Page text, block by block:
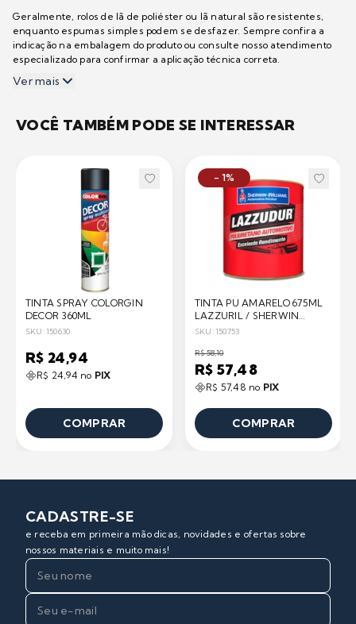
Geralmente, rolos de lã de poliéster ou lã natural são resistentes,
enquanto espumas simples podem se desfazer. Sempre confira a
indicação na embalagem do produto ou consulte nosso atendimento
especializado para confirmar a aplicação técnica correta.
Ver mais
VOCÊ TAMBÉM PODE SE INTERESSAR
TINTA SPRAY COLORGIN
DECOR 360ML
SKU: 150630
R$ 24,94
R$ 24,94 no PIX
COMPRAR
TINTA PU AMARELO 675ML
LAZZURIL / SHERWIN
WILLIAMS
SKU: 150753
R$ 58,10
R$ 57,48
R$ 57,48 no PIX
- 1%
COMPRAR
CADASTRE-SE
e receba em primeira mão dicas, novidades e ofertas sobre
nossos materiais e muito mais!